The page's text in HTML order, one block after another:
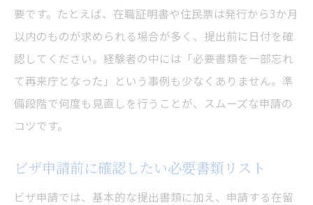
要です。たとえば、在職証明書や住民票は発行から3か月
以内のものが求められる場合が多く、提出前に日付を確
認してください。経験者の中には「必要書類を一部忘れ
て再来庁となった」という事例も少なくありません。準
備段階で何度も見直しを行うことが、スムーズな申請の
コツです。
ビザ申請前に確認したい必要書類リスト
ビザ申請では、基本的な提出書類に加え、申請する在留